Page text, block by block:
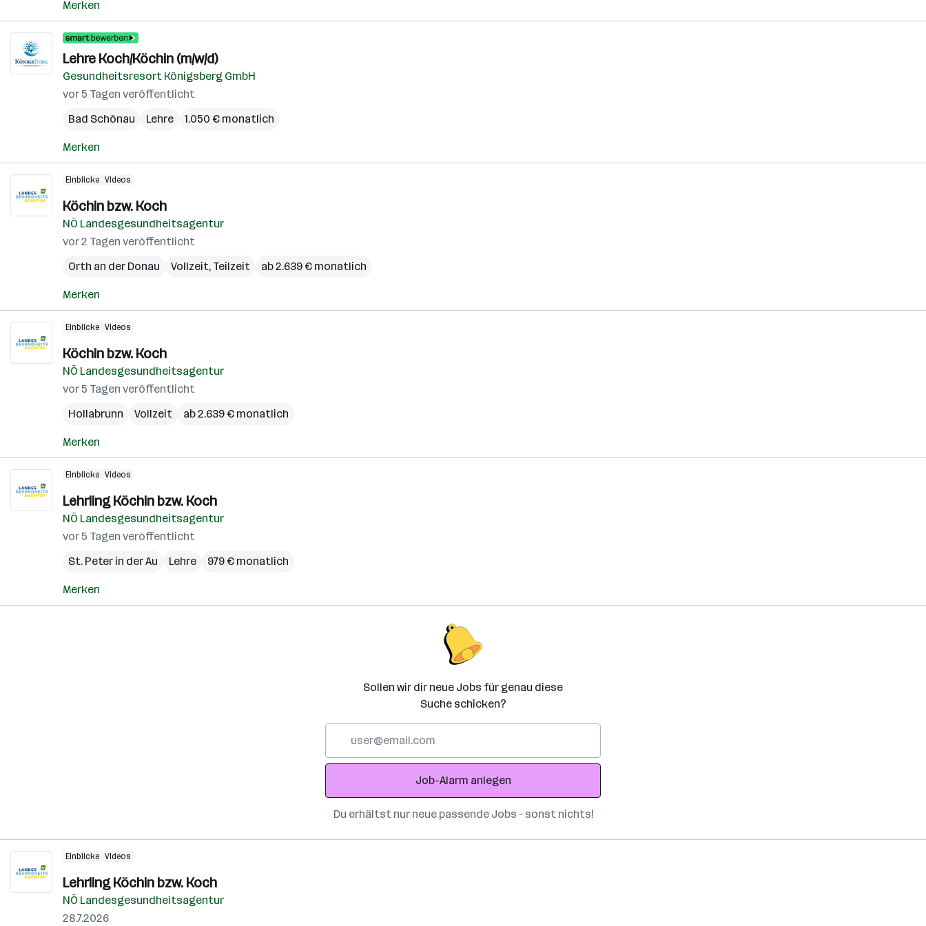
Merken
Lehre Koch/Köchin (m/w/d)
Gesundheitsresort Königsberg GmbH
vor 5 Tagen veröffentlicht
Bad Schönau
Lehre 1.050 € monatlich
Merken
Einblicke Videos
Köchin bzw. Koch
NÖ Landesgesundheitsagentur
vor 2 Tagen veröffentlicht
Orth an der Donau
Vollzeit, Teilzeit ab 2.639 € monatlich
Merken
Einblicke Videos
Köchin bzw. Koch
NÖ Landesgesundheitsagentur
vor 5 Tagen veröffentlicht
Hollabrunn
Vollzeit ab 2.639 € monatlich
Merken
Einblicke Videos
Lehrling Köchin bzw. Koch
NÖ Landesgesundheitsagentur
vor 5 Tagen veröffentlicht
St. Peter in der Au
Lehre 979 € monatlich
Merken
Sollen wir dir neue Jobs für genau diese
Suche schicken?
Adresse
Job-Alarm anlegen
Du erhältst nur neue passende Jobs – sonst nichts!
Einblicke Videos
Lehrling Köchin bzw. Koch
NÖ Landesgesundheitsagentur
28.7.2026